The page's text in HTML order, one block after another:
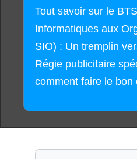
Tout savoir sur le
Informatiques aux
SIO) : Un tremplin
Régie publicitaire
comment faire le bon